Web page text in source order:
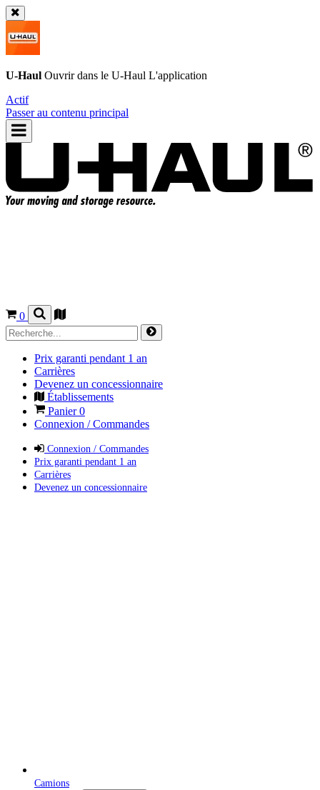
U-Haul Ouvrir dans le U-Haul L'application
Actif
Passer au contenu principal
0
Prix garanti pendant 1 an
Carrières
Devenez un concessionnaire
Établissements
Panier0
Connexion / Commandes
Connexion / Commandes
Prix garanti pendant 1 an
Carrières
Devenez un concessionnaire
Camions